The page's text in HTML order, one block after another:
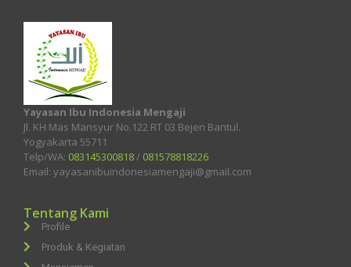
Yayasan Ibu Indonesia Mengaji
Jl. KH Mas Mansyur No.122 RT 03 Bejen Bantul.
Yogyakarta 55711
Telp/WA: 083145300818/ 081578818226
Email: yayasanibuindonesiamengaji@gmail.com
Tentang Kami
Profile
Produk & Kegiatan